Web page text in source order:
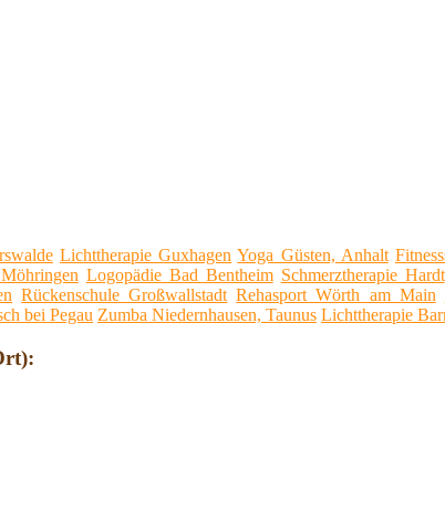
Lichttherapie Guxhagen Yoga Güsten, Anhalt
Logopädie Bad Bentheim Schmerztherapie Hardt
Rückenschule Großwallstadt Rehasport Wörth am Main
bei Pegau Zumba Niedernhausen, Taunus Lichttherapie